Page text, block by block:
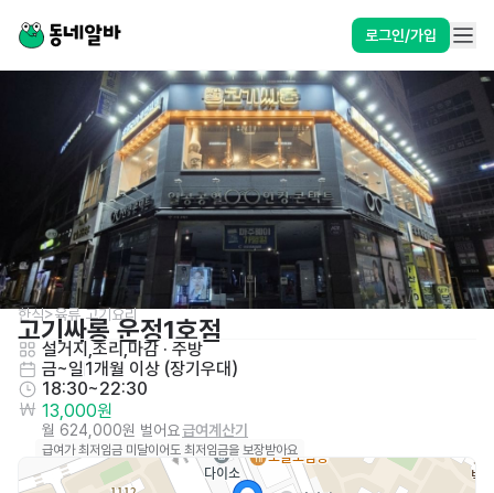
로그인/가입
한식>육류,고기요리
고기싸롱 운정1호점
설거지,조리,마감 · 주방
금~일1개월 이상 (장기우대)
18:30~22:30
13,000원
월 624,000원 벌어요급여계산기
급여가 최저임금 미달이어도 최저임금을 보장받아요